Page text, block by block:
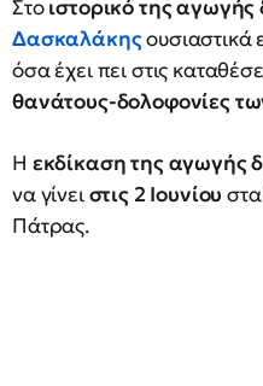
Στοιστορικό της αγωγής
Δασκαλάκηςουσιαστικά
όσα έχει πει στις
θανάτους-δολοφονίες
Η εκδίκαση της αγωγής
να γίνειστις 2 Ιουνίου
Πάτρας.